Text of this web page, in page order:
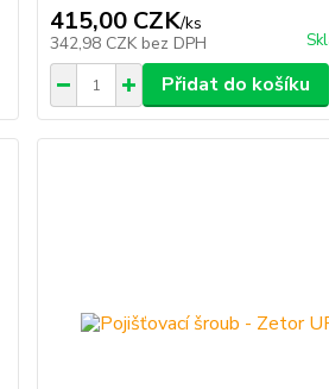
415,00 CZK/ks
342,98 CZK bez DPH
Přidat do košíku